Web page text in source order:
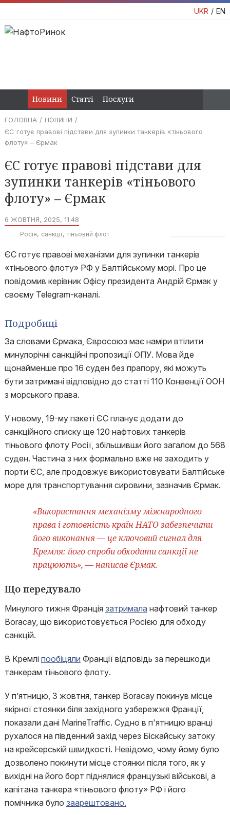
UKR EN
Новини Статті Послуги
ГОЛОВНА
НОВИНИ
ЄС готує правові підстави для зупинки танкерів «тіньового
флоту» – Єрмак
ЄС готує правові підстави для
зупинки танкерів «тіньового
флоту» – Єрмак
6 ЖОВТНЯ, 2025, 11:48
Росія санкції тіньовий флот
ЄС готує правові механізми для зупинки танкерів
«тіньового флоту» РФ у Балтійському морі. Про це
повідомив керівник Офісу президента Андрій Єрмак у
своєму Telegram-каналі.
Подробиці
За словами Єрмака, Євросоюз має наміри втілити
минулорічні санкційні пропозиції ОПУ. Мова йде
щонайменше про 16 суден без прапору, які можуть
бути затримані відповідно до статті 110 Конвенції ООН
з морського права.
У новому, 19-му пакеті ЄС планує додати до
санкційного списку ще 120 нафтових танкерів
тіньового флоту Росії, збільшивши його загалом до 568
суден. Частина з них формально вже не заходить у
порти ЄС, але продовжує використовувати Балтійське
море для транспортування сировини, зазначив Єрмак.
«Використання механізму міжнародного
права і готовність країн НАТО забезпечити
його виконання — це ключовий сигнал для
Кремля: його спроби обходити санкції не
працюють», — написав Єрмак.
Що передувало
Минулого тижня Франція затримала нафтовий танкер
Boracay, що використовується Росією для обходу
санкцій.
В Кремлі пообіцяли Франції відповідь за перешкоди
танкерам тіньового флоту.
У п’ятницю, 3 жовтня, танкер Boracay покинув місце
якірної стоянки біля західного узбережжя Франції,
показали дані MarineTraffic. Судно в п'ятницю вранці
рухалося на південний захід через Біскайську затоку
на крейсерській швидкості. Невідомо, чому йому було
дозволено покинути місце стоянки після того, як у
вихідні на його борт піднялися французькі військові, а
капітана танкера «тіньового флоту» РФ і його
помічника було заарештовано.